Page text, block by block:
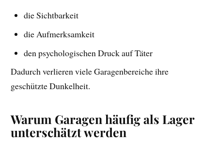
die Sichtbarkeit
die Aufmerksamkeit
den psychologischen Druck auf Täter
Dadurch verlieren viele Garagenbereiche ihre
geschützte Dunkelheit.
Warum Garagen häufig als Lager
unterschätzt werden